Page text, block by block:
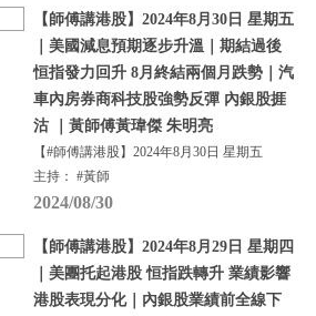
【師傅講港股】2024年8月30日 星期五
｜美國減息預期逐步升溫｜期結過後
恒指發力回升 8月終結兩個月跌勢｜汽
車內房券商科技股強勢反彈 內銀股捱
沽 ｜黃師傅黃瑋傑 朱明亮
【#師傅講港股】2024年8月30日 星期五
主持： #黃師
2024/08/30
【師傅講港股】2024年8月29日 星期四
｜美團托起港股 恒指跌轉升 業績影響
港股表現分化｜內銀股業績前全線下